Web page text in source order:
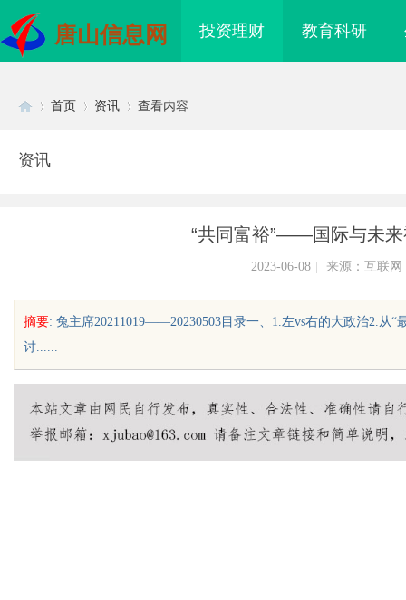
唐山信息网 投资理财 教育科研
首页 资讯 查看内容
资讯
“共同富裕”——国际与未
2023-06-08 来源：互联网
摘要: 兔主席20211019——20230503目录一、1.左vs右的大政治2.从“
讨......
”：开启智能视觉时 商标转让：专业转让流程代办，
让成功再付款